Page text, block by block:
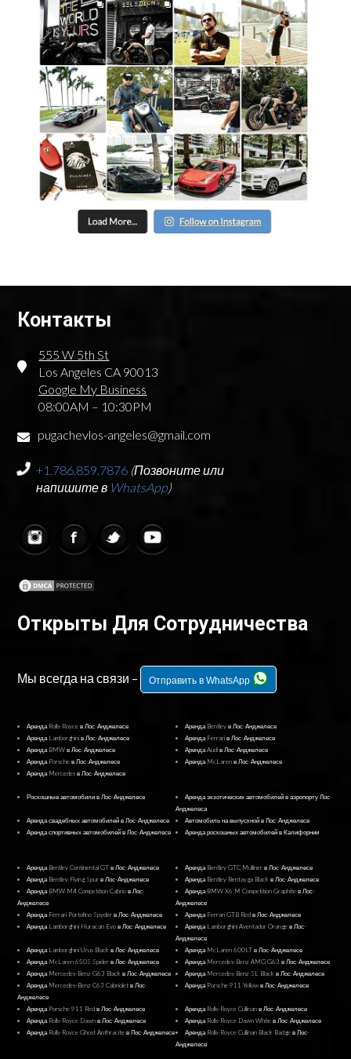
Контакты
555 W 5th St
Los Angeles CA 90013
Google My Business
08:00AM – 10:30PM
pugachevlos-angeles@gmail.com
+1.786.859.7876 (Позвоните или
напишите в WhatsApp)
Открыты Для Сотрудничества
Мы всегда на связи – Отправить в WhatsApp
Аренда Rolls-Royce в Лос-Анджелесе
Аренда Bentley в Лос-Анджелесе
Аренда Lamborghini в Лос-Анджелесе
Аренда Ferrari в Лос-Анджелесе
Аренда BMW в Лос-Анджелесе
Аренда Audi в Лос-Анджелесе
Аренда Porsche в Лос-Анджелесе
Аренда McLaren в Лос-Анджелесе
Аренда Mercedes в Лос-Анджелесе
Роскошные автомобили в Лос-Анджелесе
Аренда экзотических автомобилей в аэропорту Лос-
Анджелеса
Аренда свадебных автомобилей в Лос-Анджелесе
Автомобиль на выпускной в Лос-Анджелесе
Аренда спортивных автомобилей в Лос-Анджелесе
Аренда роскошных автомобилей в Калифорнии
Аренда Bentley Continental GT в Лос-Анджелесе
Аренда Bentley GTC Mulliner в Лос-Анджелесе
Аренда Bentley Flying Spur в Лос-Анджелесе
Аренда Bentley Bentayga Black в Лос-Анджелесе
Аренда BMW M4 Competition Cabrio в Лос-
Анджелесе
Аренда BMW X6 M Competition Graphite в Лос-
Анджелесе
Аренда Ferrari Portofino Spyder в Лос-Анджелесе
Аренда Ferrari GTB Red в Лос-Анджелесе
Аренда Lamborghini Huracan Evo в Лос-Анджелесе
Аренда Lamborghini Aventador Orange в Лос-
Анджелесе
Аренда Lamborghini Urus Black в Лос-Анджелесе
Аренда McLaren 600LT в Лос-Анджелесе
Аренда McLaren 650S Spider в Лос-Анджелесе
Аренда Mercedes-Benz AMG G63 в Лос-Анджелесе
Аренда Mercedes-Benz G63 Black в Лос-Анджелесе
Аренда Mercedes-Benz SL Black в Лос-Анджелесе
Аренда Mercedes-Benz C63 Cabriolet в Лос-
Анджелесе
Аренда Porsche 911 Yellow в Лос-Анджелесе
Аренда Porsche 911 Red в Лос-Анджелесе
Аренда Rolls-Royce Cullinan в Лос-Анджелесе
Аренда Rolls-Royce Dawn в Лос-Анджелесе
Аренда Rolls-Royce Dawn White в Лос-Анджелесе
Аренда Rolls-Royce Ghost Anthracite в Лос-Анджелесе
Аренда Rolls-Royce Cullinan Black Badge в Лос-
Анджелесе